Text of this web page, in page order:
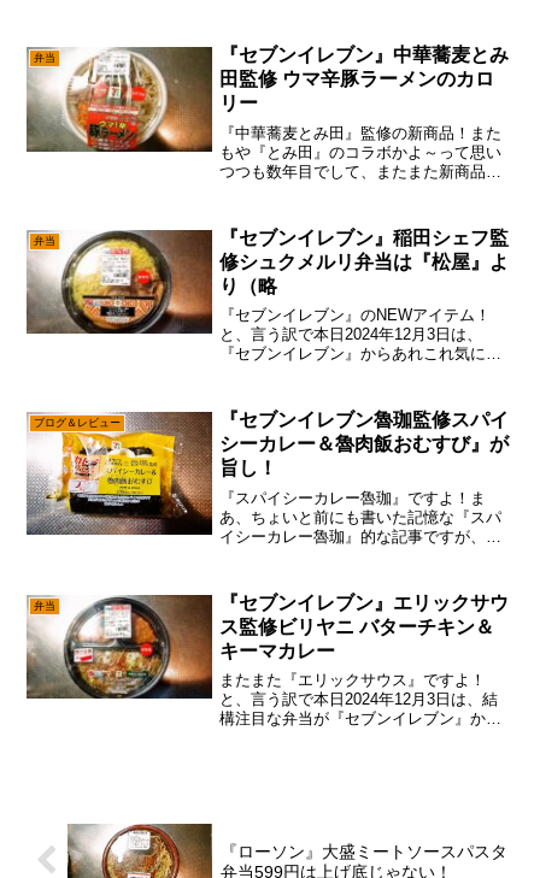
くパターンで御座います。いや、こうい
うのは「もう飽きたべ？」と思...
弁当
『セブンイレブン』中華蕎麦とみ
田監修 ウマ辛豚ラーメンのカロ
リー
『中華蕎麦とみ田』監修の新商品！また
もや『とみ田』のコラボかよ～って思い
つつも数年目でして、またまた新商品が
義ですが、やはり注目の新商品はスピー
ド勝負ですんで、定価でも買...
弁当
『セブンイレブン』稲田シェフ監
修シュクメルリ弁当は『松屋』よ
り（略
『セブンイレブン』のNEWアイテム！
と、言う訳で本日2024年12月3日は、
『セブンイレブン』からあれこれ気にな
当を買いまくりですが、3個も買うと2千
円近くなるので、マ...
ブログ＆レビュー
『セブンイレブン魯珈監修スパイ
シーカレー＆魯肉飯おむすび』が
旨し！
『スパイシーカレー魯珈』ですよ！ま
あ、ちょいと前にも書いた記憶な『スパ
イシーカレー魯珈』的な記事ですが、あ
の期間を空けるのが、お約束みたいな感
じではありますが、今回の”...
弁当
『セブンイレブン』エリックサウ
ス監修ビリヤニ バターチキン＆
キーマカレー
またまた『エリックサウス』ですよ！
と、言う訳で本日2024年12月3日は、結
構注目な弁当が『セブンイレブン』から
『ローソン』大盛ミートソースパスタ
弁当599円は上げ底じゃない！